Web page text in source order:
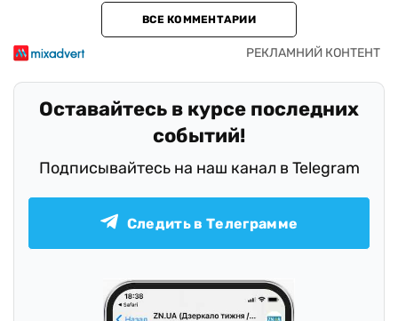
ВСЕ КОММЕНТАРИИ
Оставайтесь в курсе последних
событий!
Подписывайтесь на наш канал в Telegram
Следить в Телеграмме